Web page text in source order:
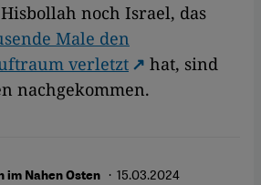
noch Israel, das
Male den
verletzt
hat, sind
nachgekommen.
Nahen Osten · 15.03.2024